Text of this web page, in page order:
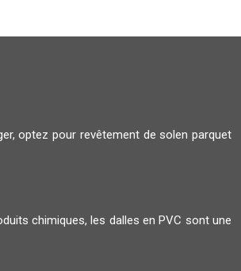
optez pour revêtement de solen parquet
chimiques, les dalles en PVC sont une